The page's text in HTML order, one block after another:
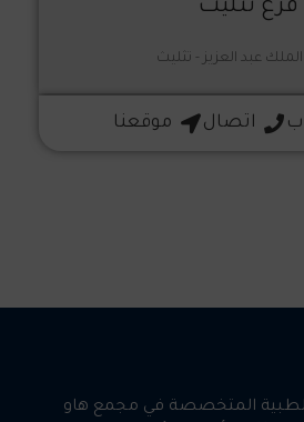
فرع تثليث
عبد العزيز - تثليث
اتصال موقعنا
المتخصصة في مجمع هاو